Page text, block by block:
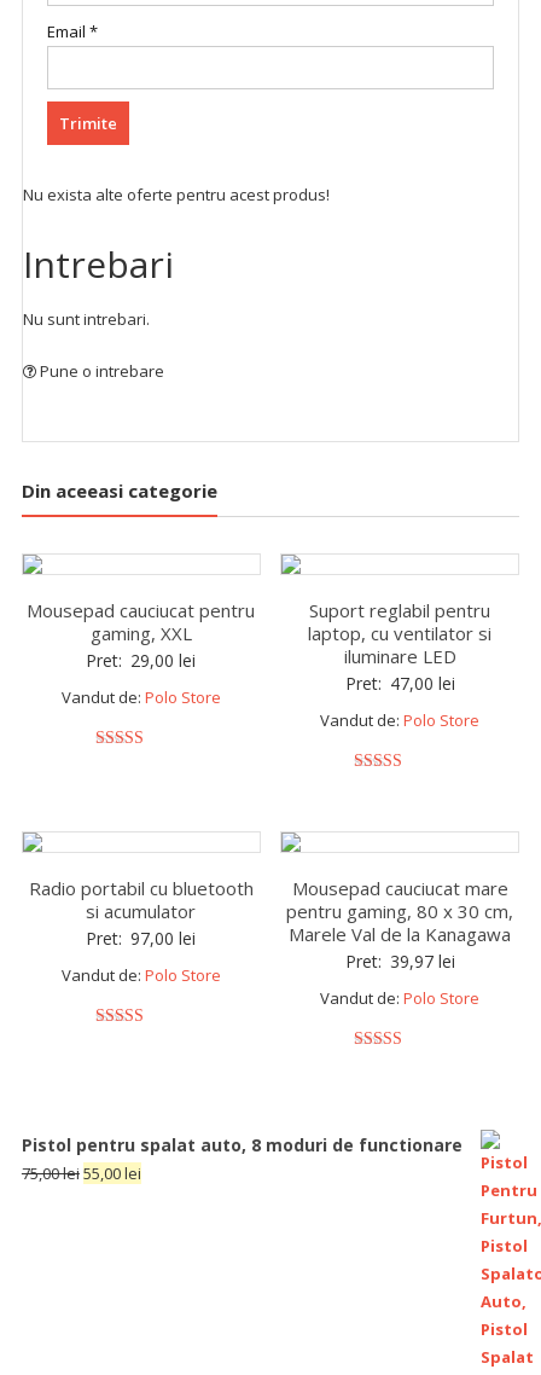
Email *
Nu exista alte oferte pentru acest produs!
Intrebari
Nu sunt intrebari.
Pune o intrebare
Din aceeasi categorie
Mousepad cauciucat pentru
gaming, XXL
Pret: 29,00lei
Vandut de: Polo Store
Suport reglabil pentru
laptop, cu ventilator si
iluminare LED
Pret: 47,00 lei
Vandut de:Polo Store
Radio portabil cu bluetooth
si acumulator
Pret: 97,00lei
Vandut de: Polo Store
Mousepad cauciucat mare
pentru gaming, 80 x 30 cm,
Marele Val de la Kanagawa
Pret: 39,97 lei
Vandut de:Polo Store
Pistol pentru spalat auto, 8 moduri de functionare
75,00lei55,00lei